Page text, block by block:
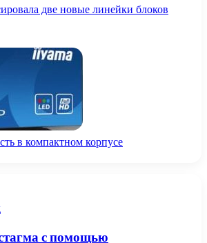
две новые линейки блоков
в компактном корпусе
с помощью